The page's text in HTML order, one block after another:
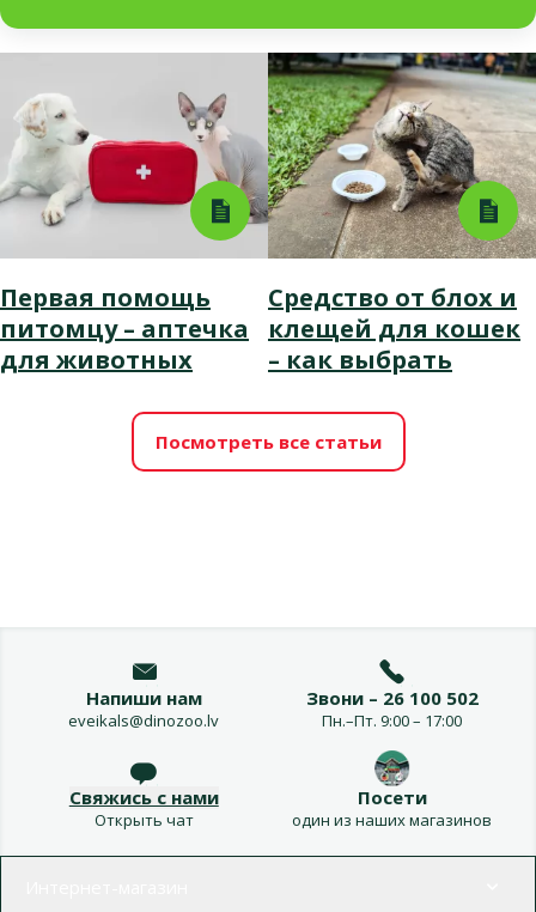
Первая помощь
питомцу – аптечка
для животных
Средство от блох и
клещей для кошек
– как выбрать
Посмотреть все статьи
Напиши нам
eveikals@dinozoo.lv
Звони – 26 100 502
Пн.–Пт. 9:00 – 17:00
Свяжись с нами
Открыть чат
Посети
один из наших магазинов